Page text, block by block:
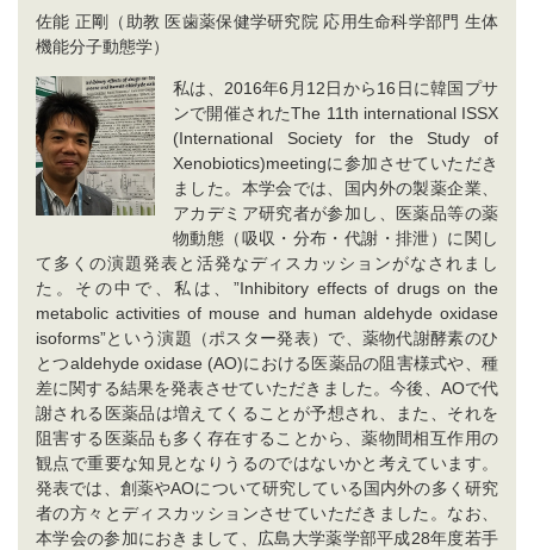
佐能 正剛（助教 医歯薬保健学研究院 応用生命科学部門 生体
機能分子動態学）
私は、2016年6月12日から16日に韓国プサ
ンで開催されたThe 11th international ISSX
(International Society for the Study of
Xenobiotics)meetingに参加させていただき
ました。本学会では、国内外の製薬企業、
アカデミア研究者が参加し、医薬品等の薬
物動態（吸収・分布・代謝・排泄）に関し
て多くの演題発表と活発なディスカッションがなされまし
た。その中で、私は、”Inhibitory effects of drugs on the
metabolic activities of mouse and human aldehyde oxidase
isoforms”という演題（ポスター発表）で、薬物代謝酵素のひ
とつaldehyde oxidase (AO)における医薬品の阻害様式や、種
差に関する結果を発表させていただきました。今後、AOで代
謝される医薬品は増えてくることが予想され、また、それを
阻害する医薬品も多く存在することから、薬物間相互作用の
観点で重要な知見となりうるのではないかと考えています。
発表では、創薬やAOについて研究している国内外の多く研究
者の方々とディスカッションさせていただきました。なお、
本学会の参加におきまして、広島大学薬学部平成28年度若手